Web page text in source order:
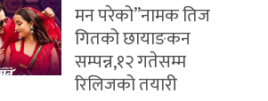
मन परेको”नामक तिज
गितको छायाङकन
सम्पन्न,१२ गतेसम्म
रिलिजको तयारी